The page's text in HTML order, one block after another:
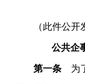
（此件公开发
公共企
第一条 为